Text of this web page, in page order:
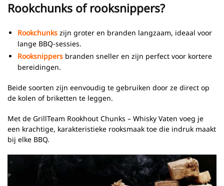
Rookchunks of rooksnippers?
Rookchunks zijn groter en branden langzaam, ideaal voor
lange BBQ-sessies.
Rooksnippers branden sneller en zijn perfect voor kortere
bereidingen.
Beide soorten zijn eenvoudig te gebruiken door ze direct op
de kolen of briketten te leggen.
Met de GrillTeam Rookhout Chunks – Whisky Vaten voeg je
een krachtige, karakteristieke rooksmaak toe die indruk maakt
bij elke BBQ.